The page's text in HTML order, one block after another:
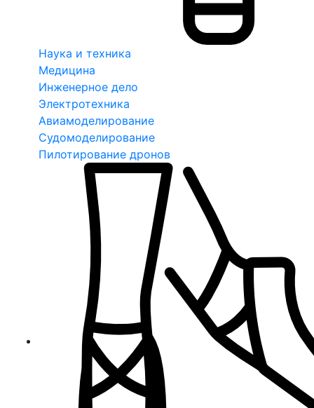
Наука и техника
Медицина
Инженерное дело
Электротехника
Авиамоделирование
Судомоделирование
Пилотирование дронов